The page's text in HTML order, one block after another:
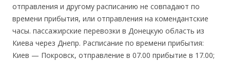
отправления и другому расписанию не совпадают по
времени прибытия, или отправления на комендантские
часы. пассажирские перевозки в Донецкую область из
Киева через Днепр. Расписание по времени прибытия:
Киев — Покровск, отправление в 07.00 прибытие в 17.00;